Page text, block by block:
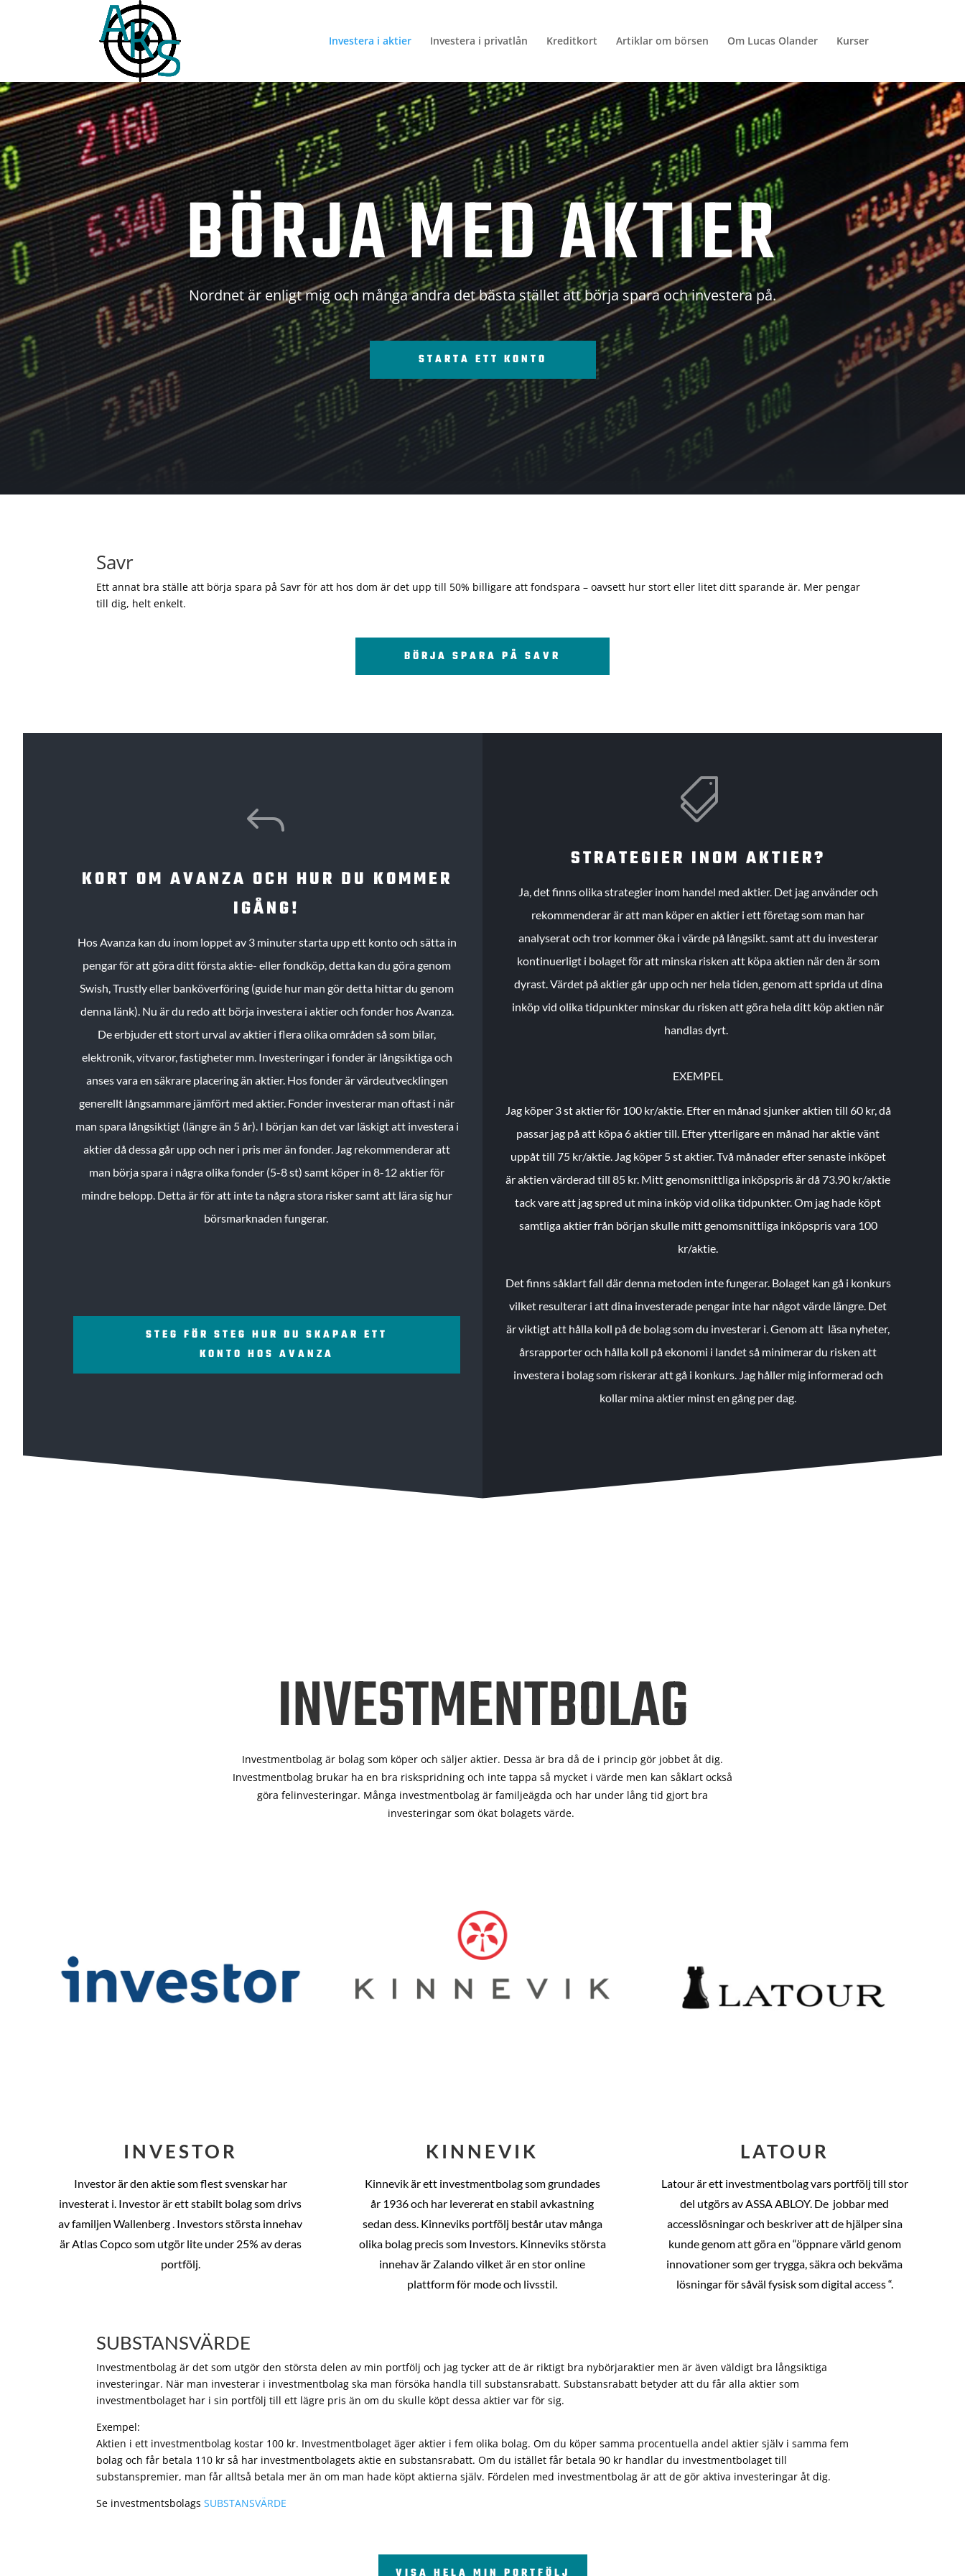
Investera i aktier Investera i privatlån Kreditkort Artiklar om börsen Om Lucas Olander Kurser
BÖRJA MED AKTIER
Nordnet är enligt mig och många andra det bästa stället att börja spara och investera på.
STARTA ETT KONTO
Savr
Ett annat bra ställe att börja spara på Savr för att hos dom är det upp till 50% billigare att fondspara – oavsett hur stort eller litet ditt sparande är. Mer pengar
till dig, helt enkelt.
BÖRJA SPARA PÅ SAVR
J
KORT OM AVANZA OCH HUR DU KOMMER
IGÅNG!
Hos Avanza kan du inom loppet av 3 minuter starta upp ett konto och sätta in
pengar för att göra ditt första aktie- eller fondköp, detta kan du göra genom
Swish, Trustly eller banköverföring (guide hur man gör detta hittar du genom
denna länk). Nu är du redo att börja investera i aktier och fonder hos Avanza.
De erbjuder ett stort urval av aktier i flera olika områden så som bilar,
elektronik, vitvaror, fastigheter mm. Investeringar i fonder är långsiktiga och
anses vara en säkrare placering än aktier. Hos fonder är värdeutvecklingen
generellt långsammare jämfört med aktier. Fonder investerar man oftast i när
man spara långsiktigt (längre än 5 år). I början kan det var läskigt att investera i
aktier då dessa går upp och ner i pris mer än fonder. Jag rekommenderar att
man börja spara i några olika fonder (5-8 st) samt köper in 8-12 aktier för
mindre belopp. Detta är för att inte ta några stora risker samt att lära sig hur
börsmarknaden fungerar.
STEG FÖR STEG HUR DU SKAPAR ETT
KONTO HOS AVANZA

STRATEGIER INOM AKTIER?
Ja, det finns olika strategier inom handel med aktier. Det jag använder och
rekommenderar är att man köper en aktier i ett företag som man har
analyserat och tror kommer öka i värde på långsikt. samt att du investerar
kontinuerligt i bolaget för att minska risken att köpa aktien när den är som
dyrast. Värdet på aktier går upp och ner hela tiden, genom att sprida ut dina
inköp vid olika tidpunkter minskar du risken att göra hela ditt köp aktien när
handlas dyrt.
EXEMPEL
Jag köper 3 st aktier för 100 kr/aktie. Efter en månad sjunker aktien till 60 kr, då
passar jag på att köpa 6 aktier till. Efter ytterligare en månad har aktie vänt
uppåt till 75 kr/aktie. Jag köper 5 st aktier.Två månader efter senaste inköpet
är aktien värderad till 85 kr. Mitt genomsnittliga inköpspris är då 73.90 kr/aktie
tack vare att jag spred ut mina inköp vid olika tidpunkter. Om jag hade köpt
samtliga aktier från början skulle mitt genomsnittliga inköpspris vara 100
kr/aktie.
Det finns såklart fall där denna metoden inte fungerar. Bolaget kan gå i konkurs
vilket resulterar i att dina investerade pengar inte har något värde längre. Det
är viktigt att hålla koll på de bolag som du investerar i. Genom att läsa nyheter,
årsrapporter och hålla koll på ekonomi i landet så minimerar du risken att
investera i bolag som riskerar att gå i konkurs. Jag håller mig informerad och
kollar mina aktier minst en gång per dag.
INVESTMENTBOLAG
Investmentbolag är bolag som köper och säljer aktier. Dessa är bra då de i princip gör jobbet åt dig.
Investmentbolag brukar ha en bra riskspridning och inte tappa så mycket i värde men kan såklart också
göra felinvesteringar. Många investmentbolag är familjeägda och har under lång tid gjort bra
investeringar som ökat bolagets värde.
INVESTOR
Investor är den aktie som flest svenskar har
investerat i. Investor är ett stabilt bolag som drivs
av familjen Wallenberg . Investors största innehav
är Atlas Copco som utgör lite under 25% av deras
portfölj.
KINNEVIK
Kinnevik är ett investmentbolag som grundades
år 1936 och har levererat en stabil avkastning
sedan dess. Kinneviks portfölj består utav många
olika bolag precis som Investors. Kinneviks största
innehav är Zalando vilket är en stor online
plattform för mode och livsstil.
LATOUR
Latour är ett investmentbolag vars portfölj till stor
del utgörs av ASSA ABLOY. De jobbar med
accesslösningar och beskriver att de hjälper sina
kunde genom att göra en “öppnare värld genom
innovationer som ger trygga, säkra och bekväma
lösningar för såväl fysisk som digital access “.
SUBSTANSVÄRDE
Investmentbolag är det som utgör den största delen av min portfölj och jag tycker att de är riktigt bra nybörjaraktier men är även väldigt bra långsiktiga
investeringar. När man investerar i investmentbolag ska man försöka handla till substansrabatt. Substansrabatt betyder att du får alla aktier som
investmentbolaget har i sin portfölj till ett lägre pris än om du skulle köpt dessa aktier var för sig.
Exempel:
Aktien i ett investmentbolag kostar 100 kr. Investmentbolaget äger aktier i fem olika bolag. Om du köper samma procentuella andel aktier själv i samma fem
bolag och får betala 110 kr så har investmentbolagets aktie en substansrabatt. Om du istället får betala 90 kr handlar du investmentbolaget till
substanspremier, man får alltså betala mer än om man hade köpt aktierna själv. Fördelen med investmentbolag är att de gör aktiva investeringar åt dig.
Se investmentsbolagsSUBSTANSVÄRDE